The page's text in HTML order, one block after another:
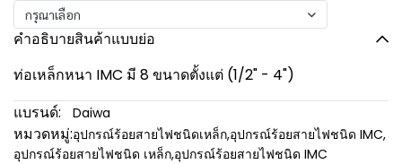
กรุณาเลือก
คำอธิบายสินค้าแบบย่อ
ท่อเหล็กหนา IMC มี 8 ขนาดตั้งแต่ (1/2" - 4")
แบรนด์:
Daiwa
หมวดหมู่:อุปกรณ์ร้อยสายไฟชนิดเหล็ก,อุปกรณ์ร้อยสายไฟชนิด IMC,
อุปกรณ์ร้อยสายไฟชนิด เหล็ก,อุปกรณ์ร้อยสายไฟชนิด IMC